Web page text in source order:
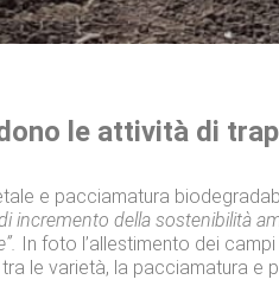
le attività di
e pacciamatura
della sostenibilità
In foto l’allestimento dei campi
le varietà, la pacciamatura